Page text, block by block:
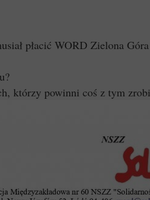
płacić WORD Zielona
którzy powinni coś z tym